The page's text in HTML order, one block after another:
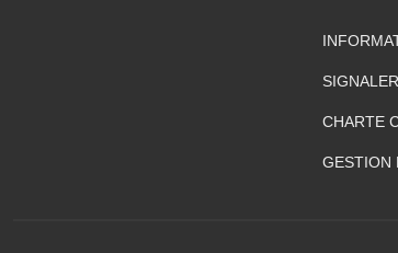
CHARTE
GESTION